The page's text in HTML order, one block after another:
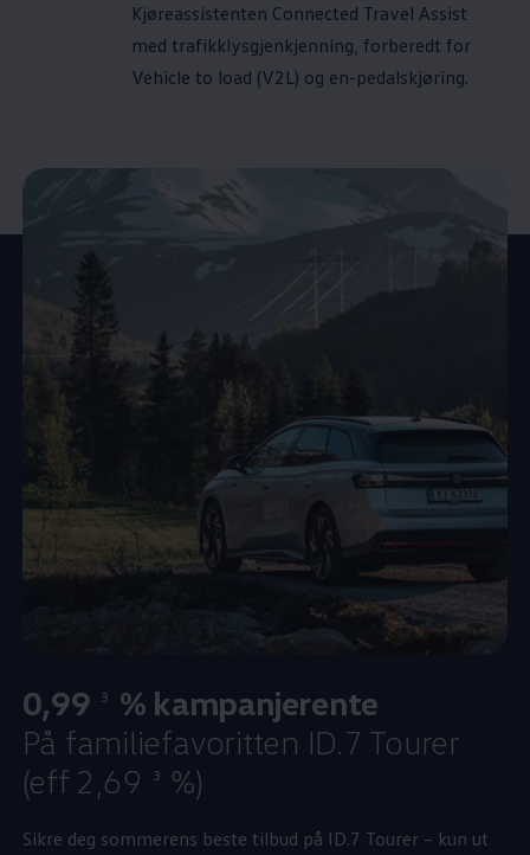
Kjøreassistenten Connected Travel Assist
med trafikklysgjenkjenning, forberedt for
Vehicle to load (V2L) og en-pedalskjøring.
0,99 3
% kampanjerente
På familiefavoritten ID.7 Tourer
(eff 2,69
3 %)
Sikre deg sommerens beste tilbud på ID.7 Tourer – kun ut